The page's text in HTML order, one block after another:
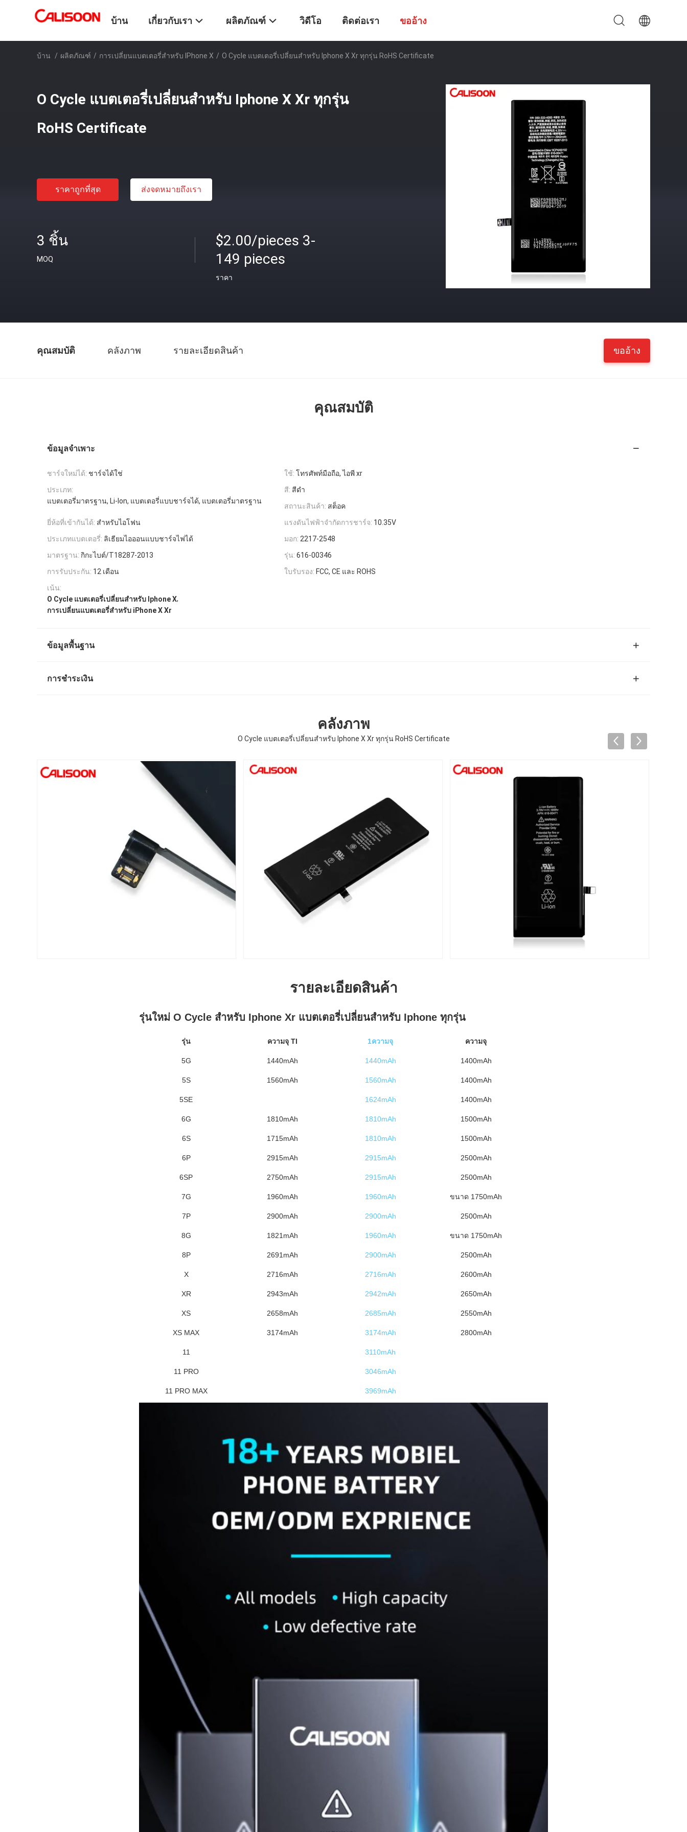
บ้าน เกี่ยวกับเรา ผลิตภัณฑ์ วิดีโอ ติดต่อเรา ขออ้าง
บ้าน / ผลิตภัณฑ์ / การเปลี่ยนแบตเตอรี่สําหรับ IPhone X / O Cycle แบตเตอรี่เปลี่ยนสําหรับ Iphone X Xr ทุกรุ่น RoHS Certificate
O Cycle แบตเตอรี่เปลี่ยนสําหรับ Iphone X Xr ทุกรุ่น
RoHS Certificate
ราคาถูกที่สุด ส่งจดหมายถึงเรา
3 ชิ้น
MOQ
$2.00/pieces 3-
149 pieces
ราคา
คุณสมบัติ คลังภาพ รายละเอียดสินค้า ขออ้าง
คุณสมบัติ
ข้อมูลจำเพาะ
ชาร์จใหม่ได้: ชาร์จได้ใช่ ใช้: โทรศัพท์มือถือ, ไอพี xr
ประเภท:
แบตเตอรี่มาตรฐาน, Li-Ion, แบตเตอรี่แบบชาร์จได้, แบตเตอรี่มาตรฐาน
สี: สีดํา
สถานะสินค้า: สต็อค
ยี่ห้อที่เข้ากันได้: สำหรับไอโฟน แรงดันไฟฟ้าจำกัดการชาร์จ: 10.35V
ประเภทแบตเตอรี่: ลิเธียมไอออนแบบชาร์จไฟได้ มอก: 2217-2548
มาตรฐาน: กิกะไบต์/T18287-2013 รุ่น: 616-00346
การรับประกัน: 12 เดือน ใบรับรอง: FCC, CE และ ROHS
เน้น:
O Cycle แบตเตอรี่เปลี่ยนสําหรับ Iphone X,
การเปลี่ยนแบตเตอรี่สําหรับ iPhone X Xr
ข้อมูลพื้นฐาน
การชำระเงิน
คลังภาพ
O Cycle แบตเตอรี่เปลี่ยนสําหรับ Iphone X Xr ทุกรุ่น RoHS Certificate
รายละเอียดสินค้า
รุ่นใหม่ O Cycle สําหรับ Iphone Xr แบตเตอรี่เปลี่ยนสําหรับ Iphone ทุกรุ่น
รุ่น ความจุ TI 1ความจุ ความจุ
5G 1440mAh 1440mAh 1400mAh
5S 1560mAh 1560mAh 1400mAh
5SE 1624mAh 1400mAh
6G 1810mAh 1810mAh 1500mAh
6S 1715mAh 1810mAh 1500mAh
6P 2915mAh 2915mAh 2500mAh
6SP 2750mAh 2915mAh 2500mAh
7G 1960mAh 1960mAh ขนาด 1750mAh
7P 2900mAh 2900mAh 2500mAh
8G 1821mAh 1960mAh ขนาด 1750mAh
8P 2691mAh 2900mAh 2500mAh
X 2716mAh 2716mAh 2600mAh
XR 2943mAh 2942mAh 2650mAh
XS 2658mAh 2685mAh 2550mAh
XS MAX 3174mAh 3174mAh 2800mAh
11 3110mAh
11 PRO 3046mAh
11 PRO MAX 3969mAh